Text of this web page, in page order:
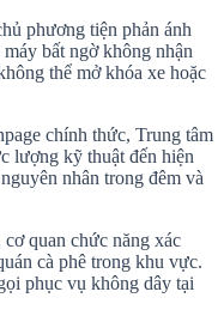
phương tiện phản ánh
bất ngờ không nhận
thể mở khóa xe hoặc
chính thức, Trung tâm
lượng kỹ thuật đến hiện
nhân trong đêm và
quan chức năng xác
cà phê trong khu vực.
phục vụ không dây tại